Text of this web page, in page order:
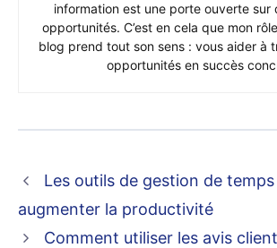
information est une porte ouverte sur
opportunités. C’est en cela que mon
blog prend tout son sens : vous aider à
opportunités en succès
Les outils de gestion de
augmenter la productivité
Comment utiliser les avis